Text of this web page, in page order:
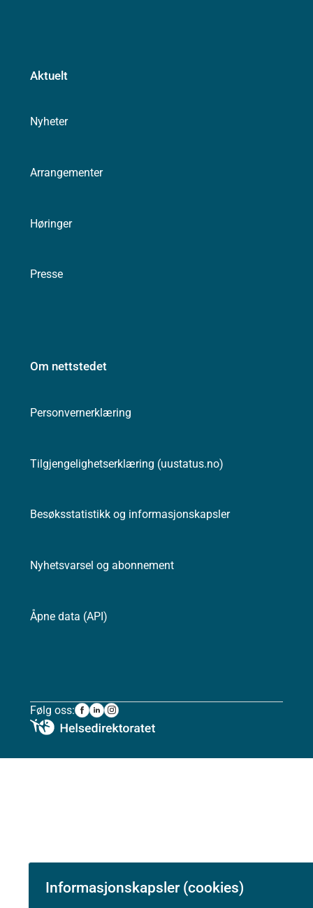
Informasjonskapsler (cookies)
Aktuelt
Nyheter
Arrangementer
Høringer
Presse
Om nettstedet
Personvernerklæring
Tilgjengelighetserklæring (uustatus.no)
Besøksstatistikk og informasjonskapsler
Nyhetsvarsel og abonnement
Åpne data (API)
Følg oss: